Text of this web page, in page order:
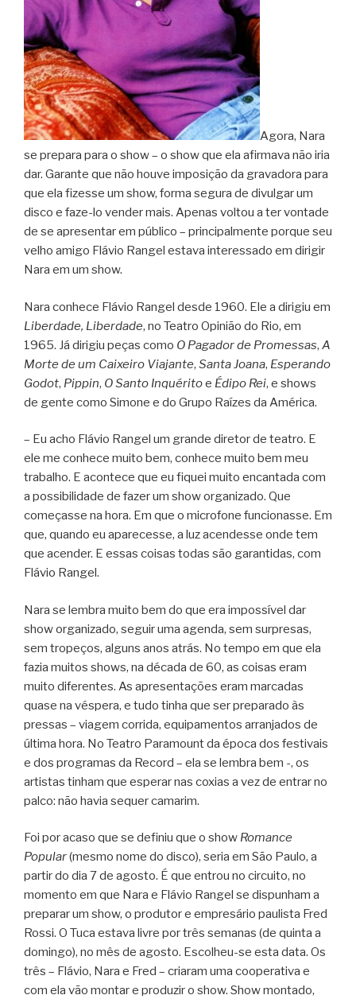
Agora, Nara
se prepara para o show – o show que ela afirmava não iria
dar. Garante que não houve imposição da gravadora para
que ela fizesse um show, forma segura de divulgar um
disco e faze-lo vender mais. Apenas voltou a ter vontade
de se apresentar em público – principalmente porque seu
velho amigo Flávio Rangel estava interessado em dirigir
Nara em um show.
Nara conhece Flávio Rangel desde 1960. Ele a dirigiu em
Liberdade, Liberdade, no Teatro Opinião do Rio, em
1965. Já dirigiu peças como O Pagador de Promessas, A
Morte de um Caixeiro Viajante, Santa Joana, Esperando
Godot, Pippin, O Santo Inquéritoe Édipo Rei, e shows
de gente como Simone e do Grupo Raízes da América.
– Eu acho Flávio Rangel um grande diretor de teatro. E
ele me conhece muito bem, conhece muito bem meu
trabalho. E acontece que eu fiquei muito encantada com
a possibilidade de fazer um show organizado. Que
começasse na hora. Em que o microfone funcionasse. Em
que, quando eu aparecesse, a luz acendesse onde tem
que acender. E essas coisas todas são garantidas, com
Flávio Rangel.
Nara se lembra muito bem do que era impossível dar
show organizado, seguir uma agenda, sem surpresas,
sem tropeços, alguns anos atrás. No tempo em que ela
fazia muitos shows, na década de 60, as coisas eram
muito diferentes. As apresentações eram marcadas
quase na véspera, e tudo tinha que ser preparado às
pressas – viagem corrida, equipamentos arranjados de
última hora. No Teatro Paramount da época dos festivais
e dos programas da Record – ela se lembra bem -, os
artistas tinham que esperar nas coxias a vez de entrar no
palco: não havia sequer camarim.
Foi por acaso que se definiu que o show Romance
Popular(mesmo nome do disco), seria em São Paulo, a
partir do dia 7 de agosto. É que entrou no circuito, no
momento em que Nara e Flávio Rangel se dispunham a
preparar um show, o produtor e empresário paulista Fred
Rossi. O Tuca estava livre por três semanas (de quinta a
domingo), no mês de agosto. Escolheu-se esta data. Os
três – Flávio, Nara e Fred – criaram uma cooperativa e
com ela vão montar e produzir o show. Show montado,